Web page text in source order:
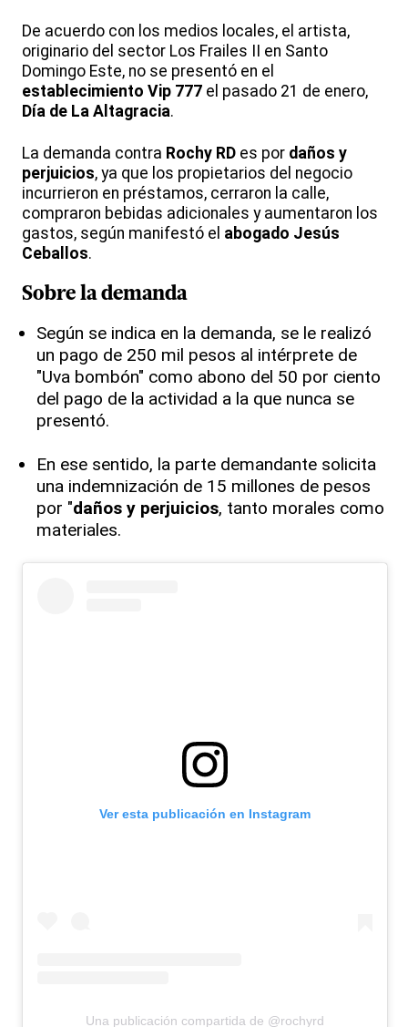
De acuerdo con los medios locales, el artista,
originario del sector Los Frailes II en Santo
Domingo Este, no se presentó en el
establecimiento Vip 777 el pasado 21 de enero,
Día de La Altagracia.
La demanda contra Rochy RD es por daños y
perjuicios, ya que los propietarios del negocio
incurrieron en préstamos, cerraron la calle,
compraron bebidas adicionales y aumentaron los
gastos, según manifestó el abogado Jesús
Ceballos.
Sobre la demanda
Según se indica en la demanda, se le realizó
un pago de 250 mil pesos al intérprete de
"Uva bombón" como abono del 50 por ciento
del pago de la actividad a la que nunca se
presentó.
En ese sentido, la parte demandante solicita
una indemnización de 15 millones de pesos
por "daños y perjuicios, tanto morales como
materiales.
Ver esta publicación en Instagram
Una publicación compartida de @rochyrd